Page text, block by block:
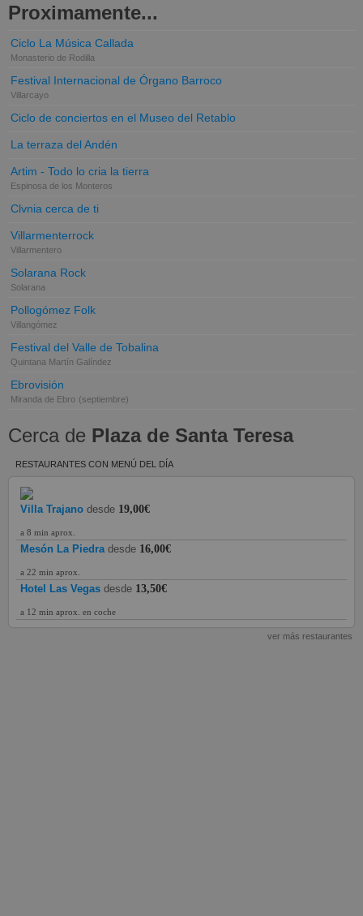
Proximamente...
Ciclo La Música Callada
Monasterio de Rodilla
Festival Internacional de Órgano Barroco
Villarcayo
Ciclo de conciertos en el Museo del Retablo
La terraza del Andén
Artim - Todo lo cria la tierra
Espinosa de los Monteros
Clvnia cerca de ti
Villarmenterrock
Villarmentero
Solarana Rock
Solarana
Pollogómez Folk
Villangómez
Festival del Valle de Tobalina
Quintana Martín Galíndez
Ebrovisión
Miranda de Ebro (septiembre)
Cerca de Plaza de Santa Teresa
RESTAURANTES CON MENÚ DEL DÍA
Villa Trajano desde 19,00€
a 8 min aprox.
Mesón La Piedra desde 16,00€
a 22 min aprox.
Hotel Las Vegas desde 13,50€
a 12 min aprox. en coche
ver más restaurantes